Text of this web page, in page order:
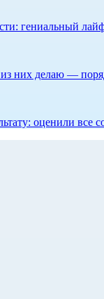
гениальный
них делаю —
оценили все